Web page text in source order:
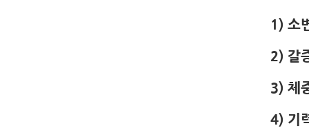
1) 소
2) 갈
3) 체
4) 기